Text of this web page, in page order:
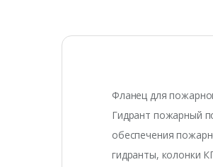
Фланец для
Гидрант пожарный
обеспечения
гидранты, колонки